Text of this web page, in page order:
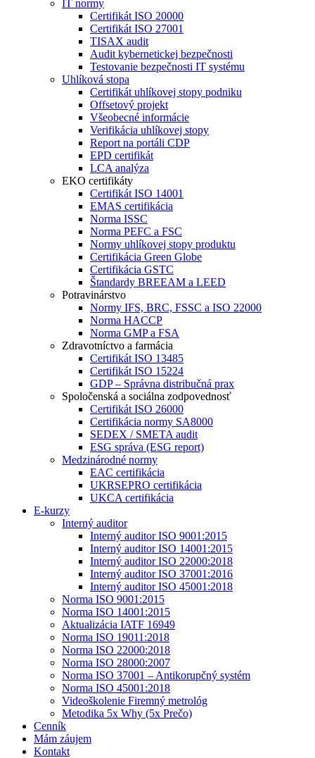
IT normy
Certifikát ISO 20000
Certifikát ISO 27001
TISAX audit
Audit kybernetickej bezpečnosti
Testovanie bezpečnosti IT systému
Uhlíková stopa
Certifikát uhlíkovej stopy podniku
Offsetový projekt
Všeobecné informácie
Verifikácia uhlíkovej stopy
Report na portáli CDP
EPD certifikát
LCA analýza
EKO certifikáty
Certifikát ISO 14001
EMAS certifikácia
Norma ISSC
Norma PEFC a FSC
Normy uhlíkovej stopy produktu
Certifikácia Green Globe
Certifikácia GSTC
Štandardy BREEAM a LEED
Potravinárstvo
Normy IFS, BRC, FSSC a ISO 22000
Norma HACCP
Norma GMP a FSA
Zdravotníctvo a farmácia
Certifikát ISO 13485
Certifikát ISO 15224
GDP – Správna distribučná prax
Spoločenská a sociálna zodpovednosť
Certifikát ISO 26000
Certifikácia normy SA8000
SEDEX / SMETA audit
ESG správa (ESG report)
Medzinárodné normy
EAC certifikácia
UKRSEPRO certifikácia
UKCA certifikácia
E-kurzy
Interný auditor
Interný auditor ISO 9001:2015
Interný auditor ISO 14001:2015
Interný auditor ISO 22000:2018
Interný auditor ISO 37001:2016
Interný auditor ISO 45001:2018
Norma ISO 9001:2015
Norma ISO 14001:2015
Aktualizácia IATF 16949
Norma ISO 19011:2018
Norma ISO 22000:2018
Norma ISO 28000:2007
Norma ISO 37001 – Antikorupčný systém
Norma ISO 45001:2018
Videoškolenie Firemný metrológ
Metodika 5x Why (5x Prečo)
Cenník
Mám záujem
Kontakt